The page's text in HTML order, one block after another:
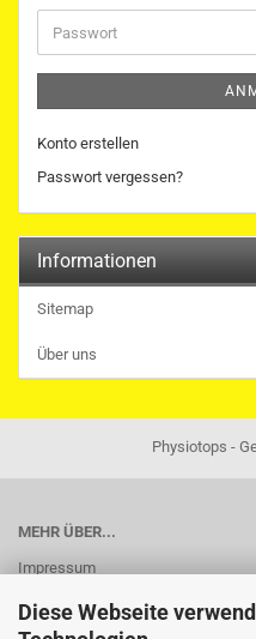
Diese Webseite
Adresse
Passwort
Konto erstellen
Passwort vergessen?
Informationen
Sitemap
Über uns
Physiotops -
MEHR ÜBER...
Impressum
Widerrufsrecht